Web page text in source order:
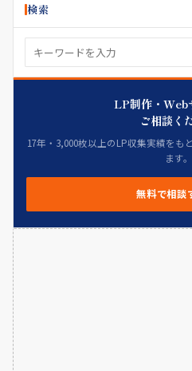
検索
LP制作・Web
ご相談く
17年・3,000枚以上のLP収集実績をも
ます。
無料で相